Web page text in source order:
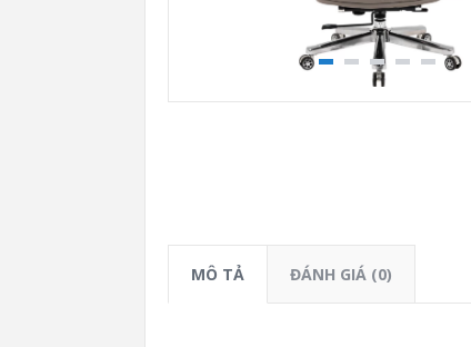
MÔ TẢ ĐÁNH GIÁ (0)